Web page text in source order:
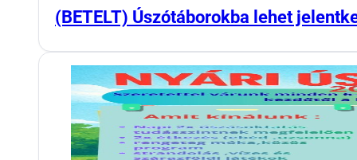
(BETELT) Úszótáborokba lehet